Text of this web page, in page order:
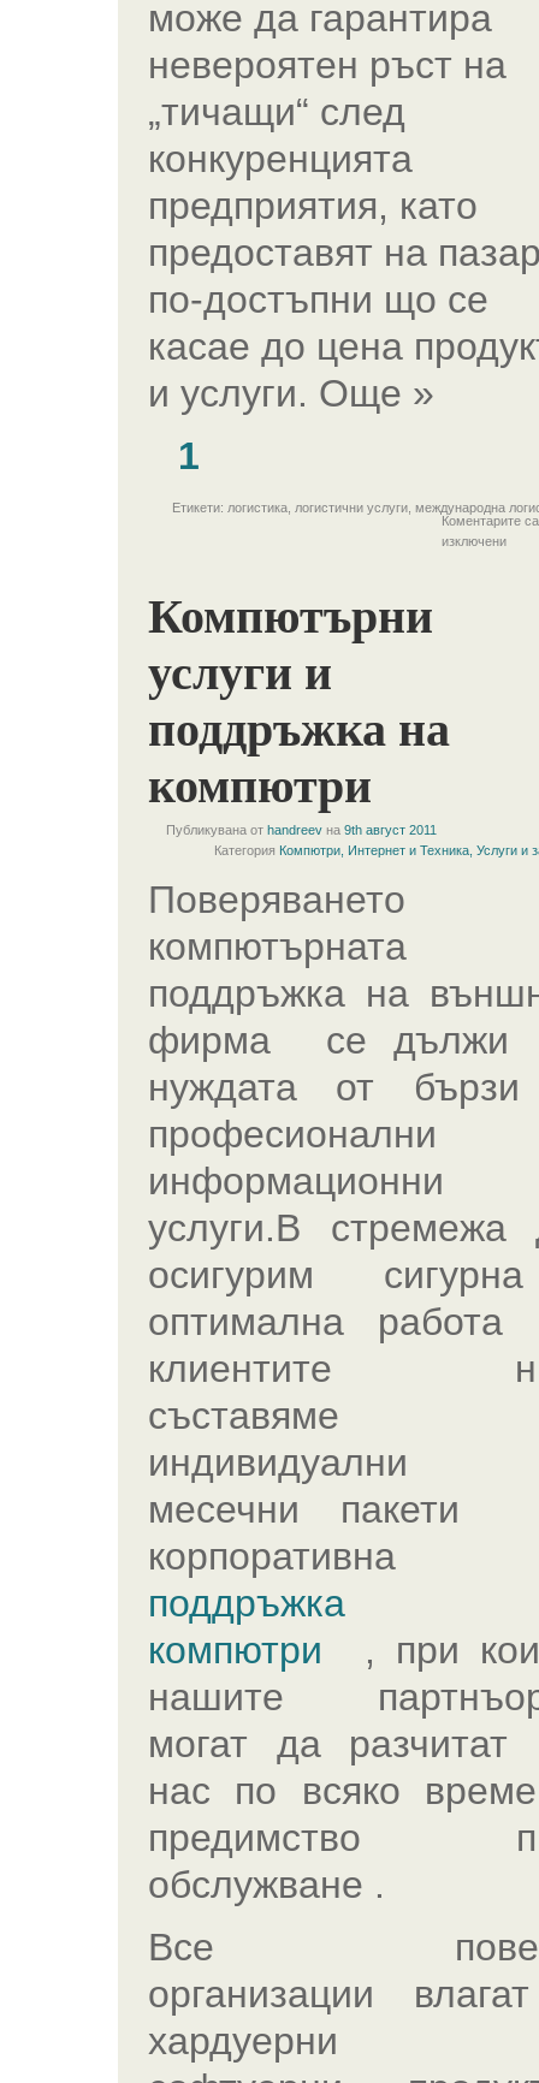
може да гарантира
невероятен ръст на
„тичащи“ след
конкуренцията
предприятия, като
предоставят на
по-достъпни що се
касае до цена
и услуги. Още »
1
Етикети: логистика, логистични услуги, международна
Коментарите са
изключени
Компютърни
услуги и
поддръжка на
компютри
Публикувана от handreev на 9th август 2011
Категория Компютри, Интернет и Техника Услуги и
Поверяването
компютърната
поддръжка на
фирма се дължи
нуждата от
информационни
услуги.В стремежа
осигурим
оптимална работа
клиентите
съставяме
индивидуални
месечни пакети
корпоративна
поддръжка
компютри , при
нашите
могат да разчитат
нас по всяко
предимство
обслужване .
Все
организации
хардуерни